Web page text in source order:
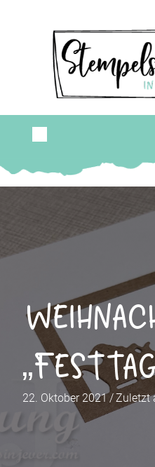
22. Oktober 2021 /Zuletzt